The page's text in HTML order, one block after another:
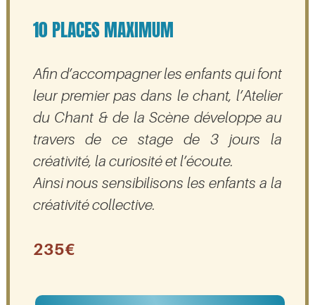
10 PLACES MAXIMUM
Afin d’accompagner les enfants qui font
leur premier pas dans le chant, l’Atelier
du Chant & de la Scène développe au
travers de ce stage de 3 jours la
créativité, la curiosité et l’écoute.
Ainsi nous sensibilisons les enfants a la
créativité collective.
235€